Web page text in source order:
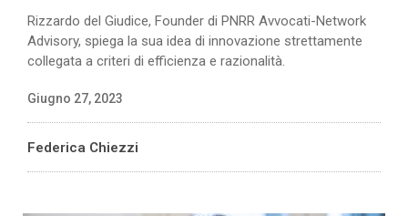
Rizzardo del Giudice, Founder di PNRR Avvocati-Network
Advisory, spiega la sua idea di innovazione strettamente
collegata a criteri di efficienza e razionalità.
Giugno 27, 2023
Federica Chiezzi